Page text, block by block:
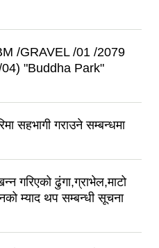
/GRAVEL /01 /2079
"Buddha Park"
सहभागी गराउने सम्बन्धमा
गरिएको ढुंगा,ग्राभेल,माटो
म्याद थप सम्बन्धी सूचना